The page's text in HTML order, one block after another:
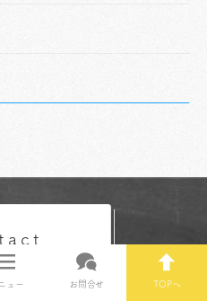
ュー お問合せ TOPへ